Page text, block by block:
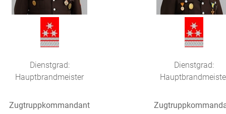
Dienstgrad:
Hauptbrandmeister
Dienstgrad:
Zugtruppkommandant